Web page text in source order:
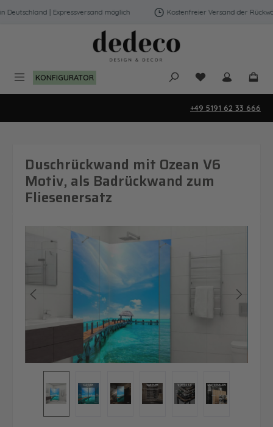
Zum Hauptinhalt springen
| Expressversand möglich Kostenfreier Versand der
KONFIGURATOR Du hast 0
+49 5191 62 33 666
Duschrückwand mit Ozean V6
Motiv, als Badrückwand zum
Fliesenersatz
Bildergalerie überspringen